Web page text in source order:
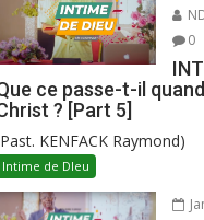
0
ce passe-t-il
? [Part 5]
KENFACK Raymond)
Intime de DIeu